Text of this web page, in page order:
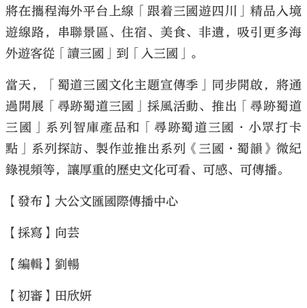
將在攜程海外平台上線「跟着三國遊四川」精品入境
遊線路，串聯景區、住宿、美食、非遺，吸引更多海
外遊客從「讀三國」到「入三國」。
當天，「蜀道三國文化主題宣傳季」同步開啟，將通
過開展「尋跡蜀道三國」採風活動、推出「尋跡蜀道
三國」系列智庫產品和「尋跡蜀道三國・小眾打卡
點」系列探訪、製作並推出系列《三國·蜀韻》微紀
錄視頻等，讓厚重的歷史文化可看、可感、可傳播。
【發布】大公文匯國際傳播中心
【採寫】向芸
【編輯】劉暢
【初審】田欣妍